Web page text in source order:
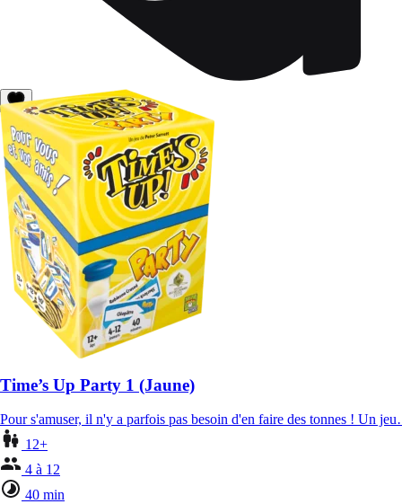
Time’s Up Party 1 (Jaune)
Pour s'amuser, il n'y a parfois pas besoin d'en faire des tonnes ! Un
12+
4 à 12
40 min